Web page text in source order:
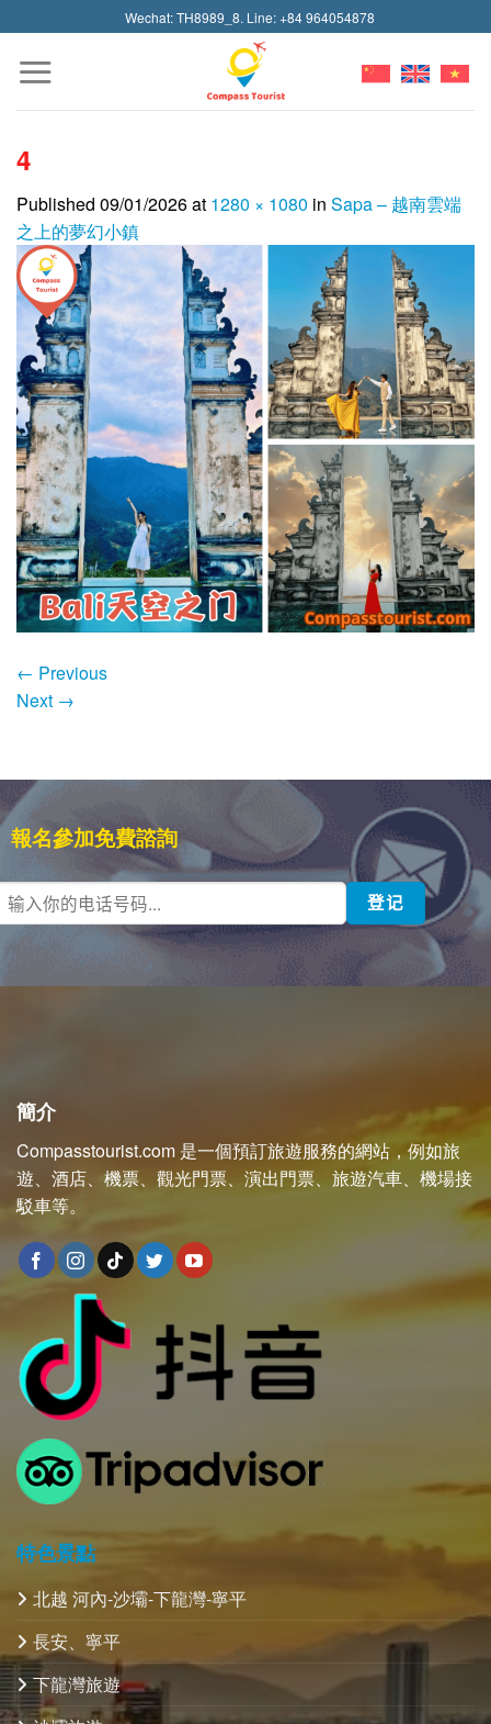
to
content
Wechat: TH8989_8. Line: +84 964054878
4
Published 09/01/2026at 1280 × 1080 in Sapa – 越南雲端
之上的夢幻小鎮
← Previous
Next →
報名參加免費諮詢
簡介
Compasstourist.com 是一個預訂旅遊服務的網站，例如旅
遊、酒店、機票、觀光門票、演出門票、旅遊汽車、機場接
駁車等。
特色景點
北越 河內-沙壩-下龍灣-寧平
長安、寧平
下龍灣旅遊